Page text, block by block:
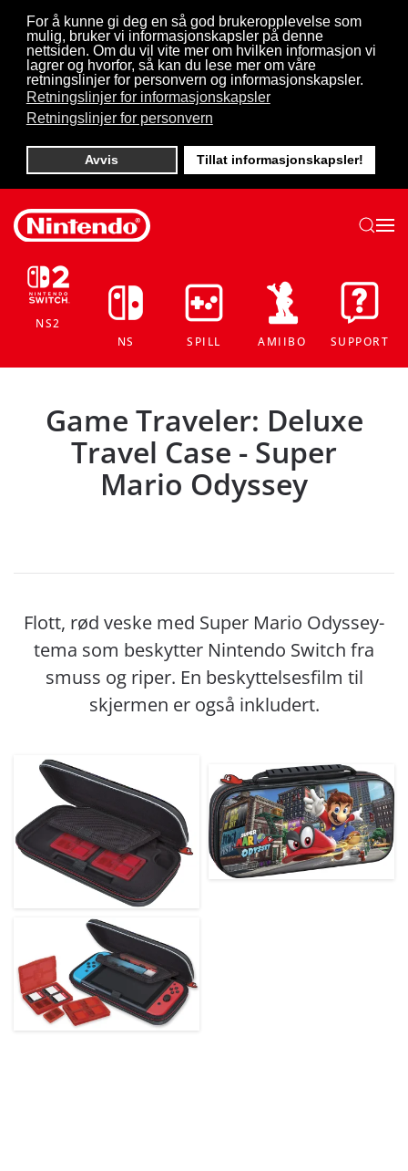
For å kunne gi deg en så god brukeropplevelse som
mulig, bruker vi informasjonskapsler på denne
nettsiden. Om du vil vite mer om hvilken informasjon vi
lagrer og hvorfor, så kan du lese mer om våre
retningslinjer for personvern og informasjonskapsler.
Retningslinjer for informasjonskapsler
Retningslinjer for personvern
Avvis Tillat informasjonskapsler!
Skip to main content
NS2
NS
SPILL AMIIBO SUPPORT
Game Traveler: Deluxe
Travel Case - Super
Mario Odyssey
Flott, rød veske med Super Mario Odyssey-
tema som beskytter Nintendo Switch fra
smuss og riper. En beskyttelsesfilm til
skjermen er også inkludert.